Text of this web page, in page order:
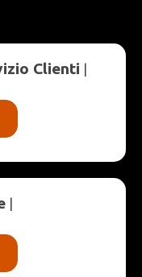
Clienti